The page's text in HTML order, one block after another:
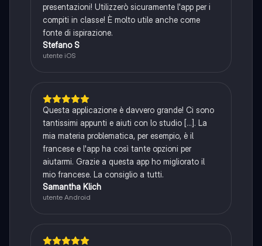
presentazioni! Utilizzerò sicuramente l'app per i
compiti in classe! È molto utile anche come
fonte di ispirazione.
Stefano S
utente iOS
Questa applicazione è davvero grande! Ci sono
tantissimi appunti e aiuti con lo studio [...]. La
mia materia problematica, per esempio, è il
francese e l'app ha così tante opzioni per
aiutarmi. Grazie a questa app ho migliorato il
mio francese. La consiglio a tutti.
Samantha Klich
utente Android